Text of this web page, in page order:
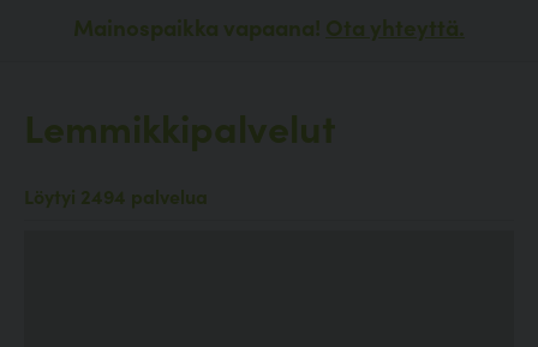
Mainospaikka vapaana! Ota yhteyttä.
Lemmikkipalvelut
Löytyi 2494 palvelua